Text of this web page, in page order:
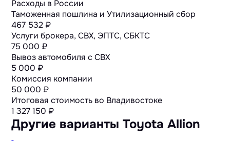
Расходы в России
Таможенная пошлина и Утилизационный сбор
467 532 ₽
Услуги брокера, СВХ, ЭПТС, СБКТС
75 000 ₽
Вывоз автомобиля с СВХ
5 000 ₽
Комиссия компании
50 000 ₽
Итоговая стоимость во Владивостоке
1 327 150 ₽
Другие варианты Toyota Allion